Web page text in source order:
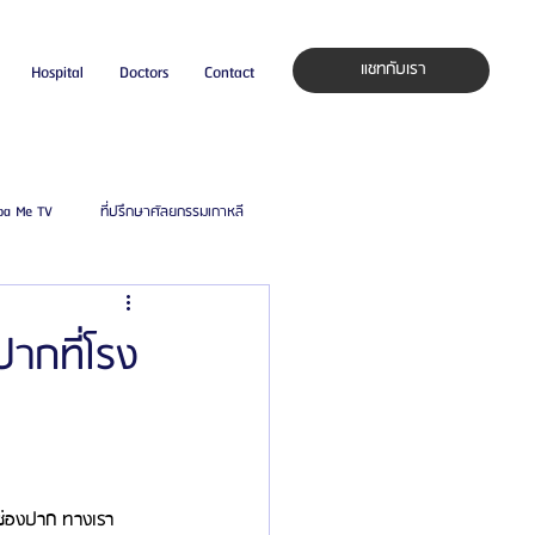
Hospital Doctors Contact แชทกับเรา
Me TV ที่ปรึกษาศัลยกรรมเกาหลี
ศัลยแพทย์ ประเทศเกาหลี
กที่โรง
งปาก ทางเรา